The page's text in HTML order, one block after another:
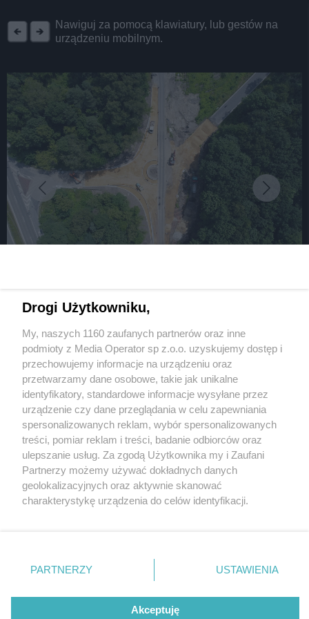
Nawiguj za pomocą klawiatury, lub gestów na
urządzeniu mobilnym.
połowa ronda jest już niemal gotowa. „Tą
połówką pojedziemy na koniec przyszłego
tygodnia”
1 / 4
Nowe rondo na Staszica w
Dąbrowie Górniczej
Wydawca mediów lokalnych
Nie zapomnij
zapoznać się z:
polityką prywatności
Twojemiasto
Piekary Śląskie
Chorzów
Tarnowskie Góry
Gliwice
Skontakuj sięz nami
Kontakt
Redakcja
Newsletter
Drogi Użytkowniku,
My, naszych 1160 zaufanych partnerów oraz inne
podmioty z Media Operator sp z.o.o. uzyskujemy dostęp i
przechowujemy informacje na urządzeniu oraz
przetwarzamy dane osobowe, takie jak unikalne
identyfikatory, standardowe informacje wysyłane przez
urządzenie czy dane przeglądania w celu zapewniania
spersonalizowanych reklam, wybór spersonalizowanych
treści, pomiar reklam i treści, badanie odbiorców oraz
ulepszanie usług. Za zgodą Użytkownika my i Zaufani
Partnerzy możemy używać dokładnych danych
geolokalizacyjnych oraz aktywnie skanować
charakterystykę urządzenia do celów identyfikacji.
zmienić/wycofać klikając przycisk ustawień prywatności
znajdujący się w lewym dolnym rogu strony
rodzaje przetwarzania danych nie wymagają zgody
użytkownika, ale masz prawo sprzeciwić się takiemu
PARTNERZY USTAWIENIA
Akceptuję